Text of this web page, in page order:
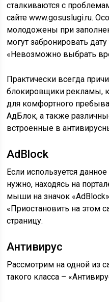
сталкиваются с
сайте www.gosuslugi.ru.
молодожены при
могут забронировать
«Невозможно выбрать
Практически всегда
блокировщики рекламы,
для комфортного
АдБлок, а также
встроенные в
AdBlock
Если используется
нужно, находясь на
мыши на значок
«Приостановить на этом
страницу.
Антивирус
Рассмотрим на одной из
такого класса –